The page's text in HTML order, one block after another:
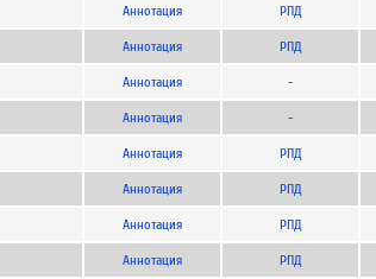
Аннотация РПД
Аннотация РПД
Аннотация -
Аннотация -
Аннотация РПД
Аннотация РПД
Аннотация РПД
Аннотация РПД